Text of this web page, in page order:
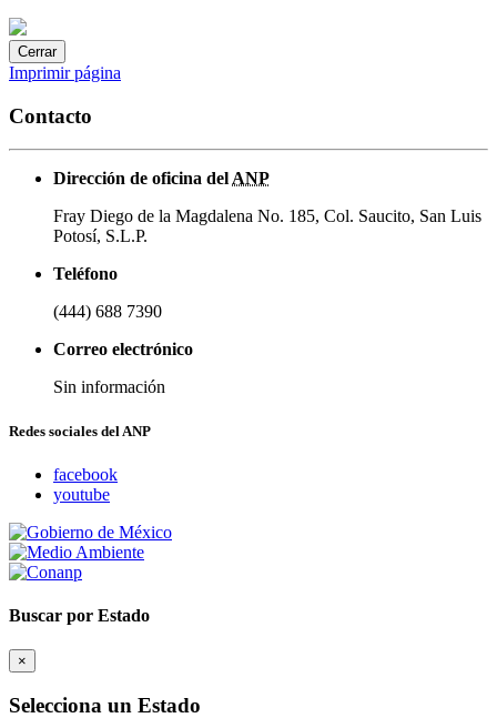
Cerrar
Imprimir página
Contacto
Dirección de oficina delANP
Fray Diego de la Magdalena No. 185, Col. Saucito, San Luis
Potosí, S.L.P.
Teléfono
(444) 688 7390
Correo electrónico
Sin información
Redes sociales del ANP
facebook
youtube
Buscar por Estado
×
Selecciona un Estado